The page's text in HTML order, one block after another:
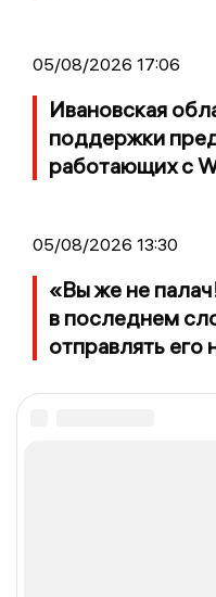
05/08/2026 17:06
Ивановская
поддержки
работающих с
05/08/2026 13:30
«Вы же не
в последнем
отправлять его